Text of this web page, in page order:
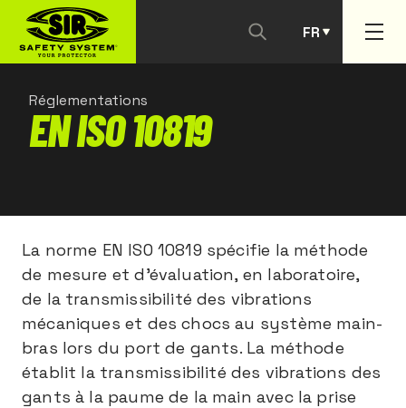
FR
PT
Réglementations
EN ISO 10819
La norme EN ISO 10819 spécifie la méthode
de mesure et d’évaluation, en laboratoire,
de la transmissibilité des vibrations
mécaniques et des chocs au système main-
bras lors du port de gants. La méthode
établit la transmissibilité des vibrations des
gants à la paume de la main avec la prise